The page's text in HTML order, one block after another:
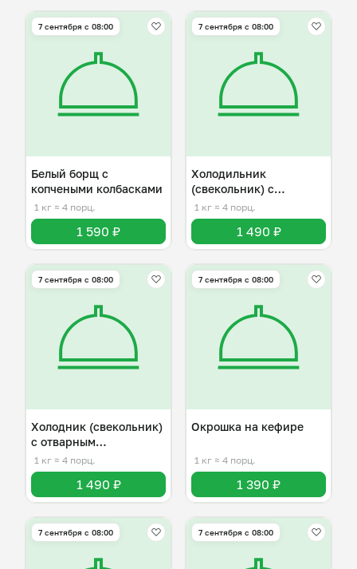
7 сентября с 08:00
Белый борщ с
копчеными колбасками
1 кг ≈ 4 порц.
1 590 ₽
7 сентября с 08:00
Холодильник
(свекольник) с
жареным картофелем
1 кг ≈ 4 порц.
1 490 ₽
7 сентября с 08:00
Холодник (свекольник)
с отварным
картофелем
1 кг ≈ 4 порц.
1 490 ₽
7 сентября с 08:00
Окрошка на кефире
1 кг ≈ 4 порц.
1 390 ₽
7 сентября с 08:00 7 сентября с 08:00